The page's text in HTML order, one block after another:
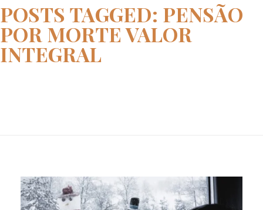
POSTS TAGGED: PENSÃO
POR MORTE VALOR
INTEGRAL